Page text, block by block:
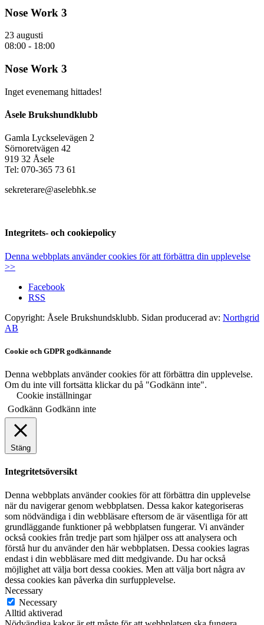
Nose Work 3
23 augusti
08:00 - 18:00
Nose Work 3
Inget evenemang hittades!
Åsele Brukshundklubb
Gamla Lyckselevägen 2
Sörnoretvägen 42
919 32 Åsele
Tel: 070-365 73 61
sekreterare@aselebhk.se
Integritets- och cookiepolicy
Denna webbplats använder cookies för att förbättra din upplevelse
>>
Facebook
RSS
Copyright: Åsele Brukshundsklubb. Sidan producerad av: Northgrid
AB
Cookie och GDPR godkännande
Denna webbplats använder cookies för att förbättra din upplevelse.
Om du inte vill fortsätta klickar du på "Godkänn inte".
Cookie inställningar
Godkänn Godkänn inte
Stäng
Integritetsöversikt
Denna webbplats använder cookies för att förbättra din upplevelse
när du navigerar genom webbplatsen. Dessa kakor kategoriseras
som nödvändiga i din webbläsare eftersom de är väsentliga för att
grundläggande funktioner på webbplatsen fungerar. Vi använder
också cookies från tredje part som hjälper oss att analysera och
förstå hur du använder den här webbplatsen. Dessa cookies lagras
endast i din webbläsare med ditt medgivande. Du har också
möjlighet att välja bort dessa cookies. Men att välja bort några av
dessa cookies kan påverka din surfupplevelse.
Necessary
Necessary
Alltid aktiverad